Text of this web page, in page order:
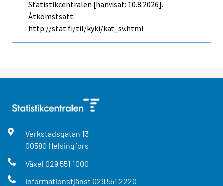
Statistikcentralen [hänvisat: 10.8.2026].
Åtkomstsätt:
http://stat.fi/til/kyki/kat_sv.html
Verkstadsgatan 13
00580 Helsingfors
Växel 029 551 1000
Informationstjänst 029 551 2220